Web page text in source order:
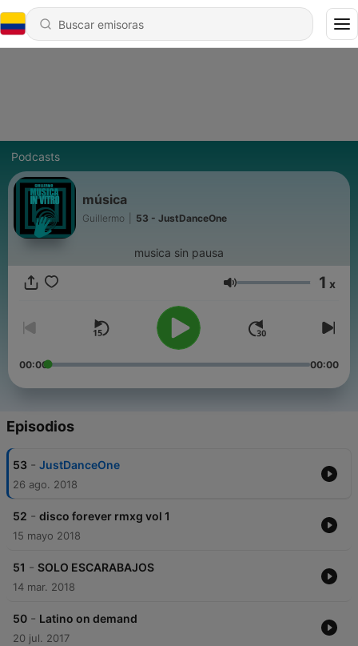
Podcasts
música
Guillermo 53 - JustDanceOne
musica sin pausa
Volumen 1 x
00:00 00:00
Episodios
53 - JustDanceOne
26 ago. 2018
52 - disco forever rmxg vol 1
15 mayo 2018
51 - SOLO ESCARABAJOS
14 mar. 2018
50 - Latino on demand
20 jul. 2017